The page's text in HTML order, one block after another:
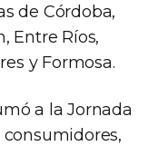
de Córdoba,
Entre Ríos,
y Formosa.
a la Jornada
consumidores,